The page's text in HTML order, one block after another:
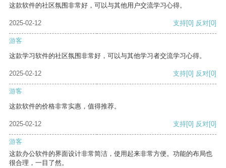
这款软件的社区氛围非常好，可以与其他用户交流学习心得。
2025-02-12 支持[0] 反对[0]
游客
这款学习软件的社区氛围非常好，可以与其他学习者交流学习心得。
2025-02-12 支持[0] 反对[0]
游客
这款软件的价格非常实惠，值得推荐。
2025-02-12 支持[0] 反对[0]
游客
这款办公软件的界面设计非常简洁，使用起来非常方便。功能的布局也
很合理，一目了然。